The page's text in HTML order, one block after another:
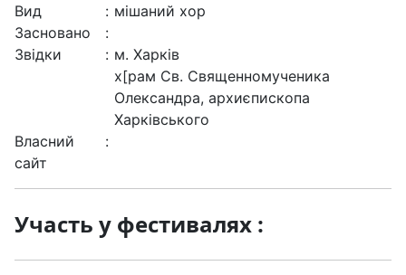
Вид : мішаний хор
Засновано
:
Звідки
: м. Харків
х[рам Св. Священномученика
Олександра, архиєпископа
Харківського
Власний
сайт
:
Участь у фестивалях :